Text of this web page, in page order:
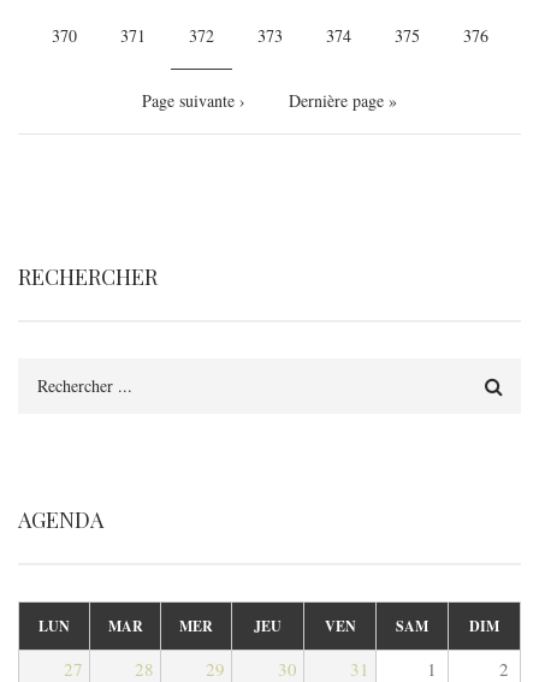
Page
370 Page
371 Page
372 Page
373 Page
374 Page
375 Page
376
Page
suivante
Page suivante › Dernière
Dernière page »
RECHERCHER
AGENDA
LUN MAR MER JEU VEN SAM DIM
27 28 29 30 31 1 2